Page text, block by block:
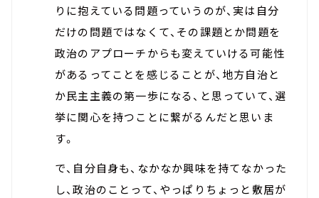
りに抱えている問題っていうのが、実は自分
だけの問題ではなくて、その課題とか問題を
政治のアプローチからも変えていける可能性
があるってことを感じることが、地方自治と
か民主主義の第一歩になる、と思っていて、選
挙に関心を持つことに繋がるんだと思いま
す。
で、自分自身も、なかなか興味を持てなかった
し、政治のことって、やっぱりちょっと敷居が